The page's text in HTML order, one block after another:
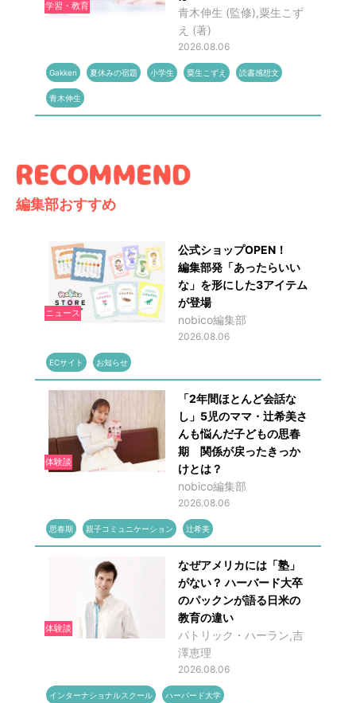
学習・教育
青木伸生 (監修),粟生こず
え (著)
2026.08.06
Gakken 夏休みの宿題 小学生 粟生こずえ 読書感想文
青木伸生
編集部おすすめ
ニュース
公式ショップOPEN！
編集部発「あったらいい
な」を形にした3アイテム
が登場
nobico編集部
2026.08.06
ECサイト お知らせ
体験談
「2年間ほとんど会話な
し」5児のママ・辻希美さ
んも悩んだ子どもの思春
期 関係が戻ったきっか
けとは？
nobico編集部
2026.08.06
思春期 親子コミュニケーション 辻希美
体験談
なぜアメリカには「塾」
がない？ ハーバード大卒
のパックンが語る日米の
教育の違い
パトリック・ハーラン,吉
澤恵理
2026.08.06
インターナショナルスクール ハーバード大学